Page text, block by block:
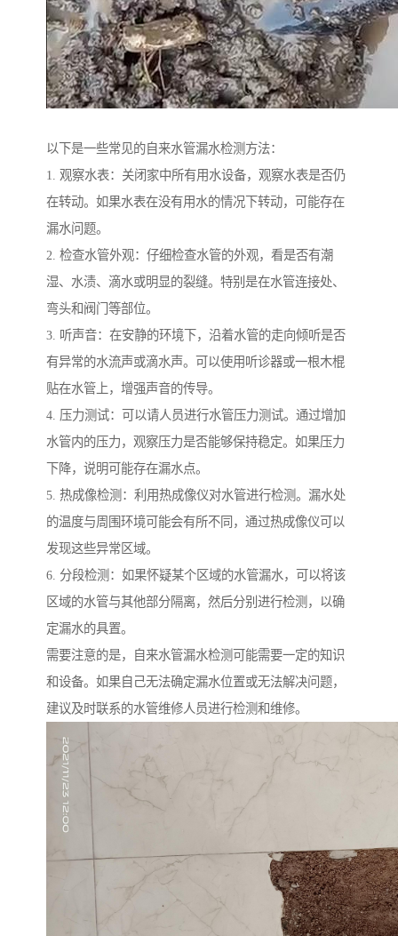
以下是一些常见的自来水管漏水检测方法：
1. 观察水表：关闭家中所有用水设备，观察水表是否仍
在转动。如果水表在没有用水的情况下转动，可能存在
漏水问题。
2. 检查水管外观：仔细检查水管的外观，看是否有潮
湿、水渍、滴水或明显的裂缝。特别是在水管连接处、
弯头和阀门等部位。
3. 听声音：在安静的环境下，沿着水管的走向倾听是否
有异常的水流声或滴水声。可以使用听诊器或一根木棍
贴在水管上，增强声音的传导。
4. 压力测试：可以请人员进行水管压力测试。通过增加
水管内的压力，观察压力是否能够保持稳定。如果压力
下降，说明可能存在漏水点。
5. 热成像检测：利用热成像仪对水管进行检测。漏水处
的温度与周围环境可能会有所不同，通过热成像仪可以
发现这些异常区域。
6. 分段检测：如果怀疑某个区域的水管漏水，可以将该
区域的水管与其他部分隔离，然后分别进行检测，以确
定漏水的具置。
需要注意的是，自来水管漏水检测可能需要一定的知识
和设备。如果自己无法确定漏水位置或无法解决问题，
建议及时联系的水管维修人员进行检测和维修。